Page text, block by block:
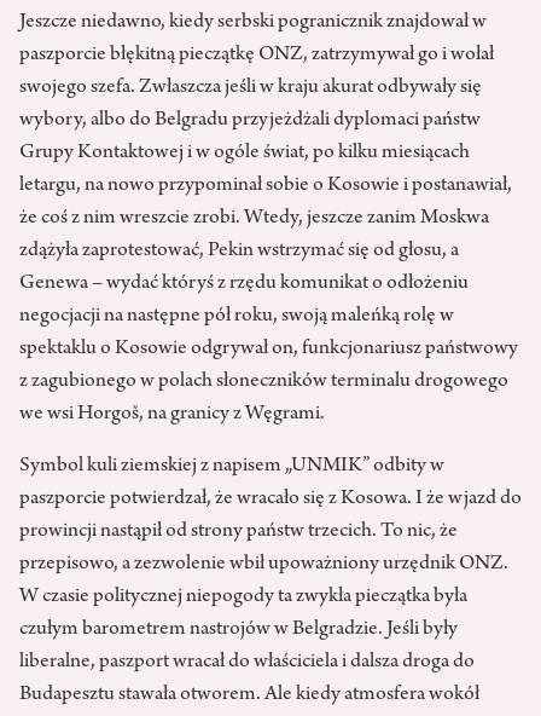
Jeszcze niedawno, kiedy serbski pogranicznik znajdował w
paszporcie błękitną pieczątkę ONZ, zatrzymywał go i wołał
swojego szefa. Zwłaszcza jeśli w kraju akurat odbywały się
wybory, albo do Belgradu przyjeżdżali dyplomaci państw
Grupy Kontaktowej i w ogóle świat, po kilku miesiącach
letargu, na nowo przypominał sobie o Kosowie i postanawiał,
że coś z nim wreszcie zrobi. Wtedy, jeszcze zanim Moskwa
zdążyła zaprotestować, Pekin wstrzymać się od głosu, a
Genewa – wydać któryś z rzędu komunikat o odłożeniu
negocjacji na następne pół roku, swoją maleńką rolę w
spektaklu o Kosowie odgrywał on, funkcjonariusz państwowy
z zagubionego w polach słoneczników terminalu drogowego
we wsi Horgoš, na granicy z Węgrami.
Symbol kuli ziemskiej z napisem „UNMIK” odbity w
paszporcie potwierdzał, że wracało się z Kosowa. I że wjazd do
prowincji nastąpił od strony państw trzecich. To nic, że
przepisowo, a zezwolenie wbił upoważniony urzędnik ONZ.
W czasie politycznej niepogody ta zwykła pieczątka była
czułym barometrem nastrojów w Belgradzie. Jeśli były
liberalne, paszport wracał do właściciela i dalsza droga do
Budapesztu stawała otworem. Ale kiedy atmosfera wokół